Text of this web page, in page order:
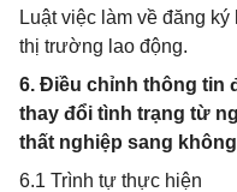
Luật việc làm về đăng
thị trường lao động.
6. Điều chỉnh thông tin
thay đổi tình trạng từ
thất nghiệp sang
6.1 Trình tự thực hiện